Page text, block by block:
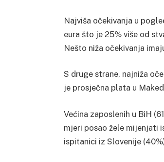
Najviša očekivanja u
eura što je 25% više od
Nešto niža očekivanja
S druge strane, najniža
je prosječna plata u
Većina zaposlenih u BiH
mjeri posao žele mijenjati
ispitanici iz Slovenije